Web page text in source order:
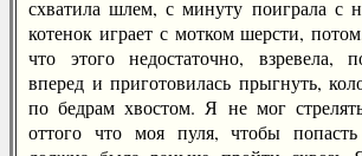
схватила шлем, с минуту поиграла с
котенок играет с мотком шерсти,
что этого недостаточно, взревела,
вперед и приготовилась прыгнуть,
по бедрам хвостом. Я не мог
оттого что моя пуля, чтобы